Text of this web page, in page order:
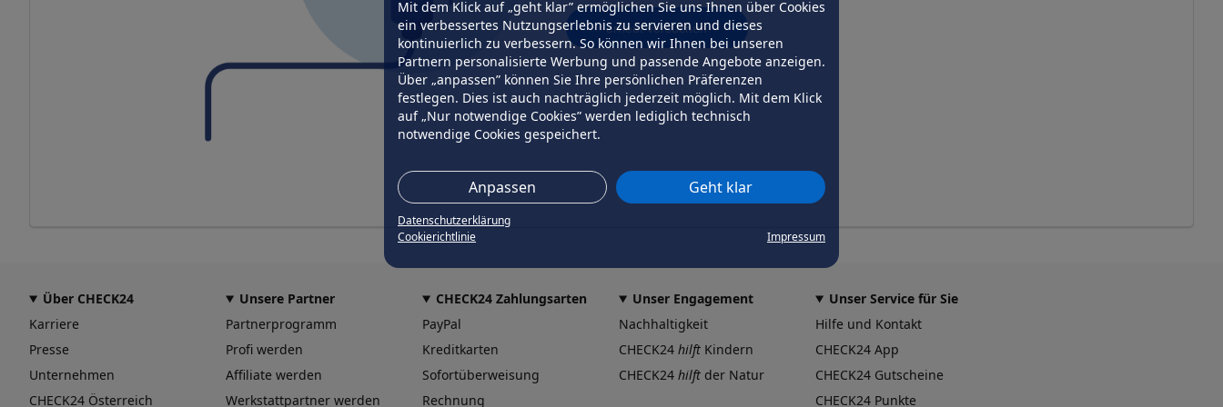
Mit dem Klick auf „geht klar” ermöglichen Sie uns Ihnen über Cookies
ein verbessertes Nutzungserlebnis zu servieren und dieses
kontinuierlich zu verbessern. So können wir Ihnen bei unseren
Partnern personalisierte Werbung und passende Angebote anzeigen.
Über „anpassen” können Sie Ihre persönlichen Präferenzen
festlegen. Dies ist auch nachträglich jederzeit möglich. Mit dem Klick
auf „Nur notwendige Cookies” werden lediglich technisch
notwendige Cookies gespeichert.
Anpassen Geht klar
Datenschutzerklärung
Cookierichtlinie
Impressum
erneut versuchen
Über CHECK24
Karriere
Presse
Unternehmen
CHECK24 Österreich
Unsere Partner
Partnerprogramm
Profi werden
Affiliate werden
Werkstattpartner werden
CHECK24 Zahlungsarten
PayPal
Kreditkarten
Sofortüberweisung
Rechnung
Unser Engagement
Nachhaltigkeit
CHECK24 hilft Kindern
CHECK24 hilft der Natur
Unser Service für Sie
Hilfe und Kontakt
CHECK24 App
CHECK24 Gutscheine
CHECK24 Punkte